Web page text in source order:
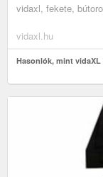
vidaxl, fekete,
vidaxl.hu
Hasonlók, mint vidaXL